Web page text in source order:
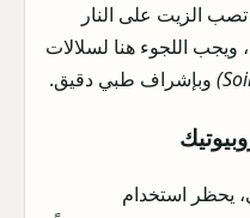
تصب الزيت على النار
اللجوء هنا لسلالات
وبإشراف طبي دقيق.
يحظر استخدام